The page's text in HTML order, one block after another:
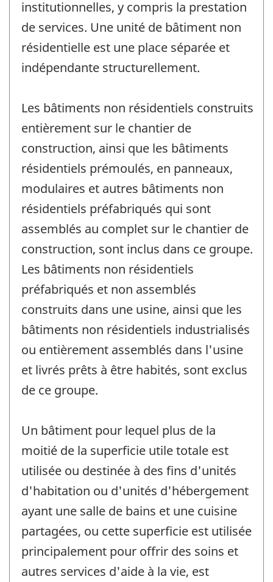
institutionnelles, y compris la prestation
de services. Une unité de bâtiment non
résidentielle est une place séparée et
indépendante structurellement.
Les bâtiments non résidentiels construits
entièrement sur le chantier de
construction, ainsi que les bâtiments
résidentiels prémoulés, en panneaux,
modulaires et autres bâtiments non
résidentiels préfabriqués qui sont
assemblés au complet sur le chantier de
construction, sont inclus dans ce groupe.
Les bâtiments non résidentiels
préfabriqués et non assemblés
construits dans une usine, ainsi que les
bâtiments non résidentiels industrialisés
ou entièrement assemblés dans l'usine
et livrés prêts à être habités, sont exclus
de ce groupe.
Un bâtiment pour lequel plus de la
moitié de la superficie utile totale est
utilisée ou destinée à des fins d'unités
d'habitation ou d'unités d'hébergement
ayant une salle de bains et une cuisine
partagées, ou cette superficie est utilisée
principalement pour offrir des soins et
autres services d'aide à la vie, est